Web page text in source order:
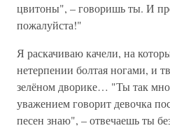
цвитоны", – говоришь ты. И
пожалуйста!"
Я раскачиваю качели, на
нетерпении болтая ногами, и
зелёном дворике… "Ты так
уважением говорит девочка
песен знаю", – отвечаешь ты